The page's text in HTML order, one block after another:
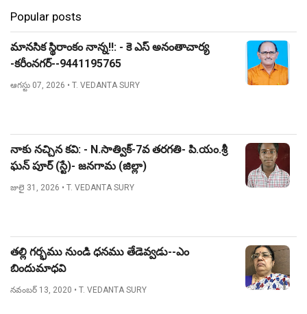
Popular posts
మానసిక స్థిరాంకం నాన్న!!: - కె ఎస్ అనంతాచార్య
-కరీంనగర్--9441195765
ఆగస్టు 07, 2026 • T. VEDANTA SURY
నాకు నచ్చిన కవి: - N.సాత్విక్-7వ తరగతి- పి.యం.శ్రీ
ఘన్ పూర్ (స్టే)- జనగామ (జిల్లా)
జులై 31, 2026 • T. VEDANTA SURY
తల్లి గర్భము నుండి ధనము తేడెవ్వడు--ఎం
బిందుమాధవి
నవంబర్ 13, 2020 • T. VEDANTA SURY